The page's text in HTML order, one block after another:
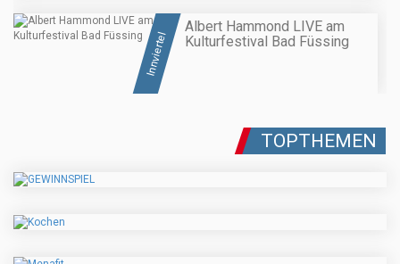
Innviertel
Albert Hammond LIVE am
Kulturfestival Bad Füssing
TOPTHEMEN